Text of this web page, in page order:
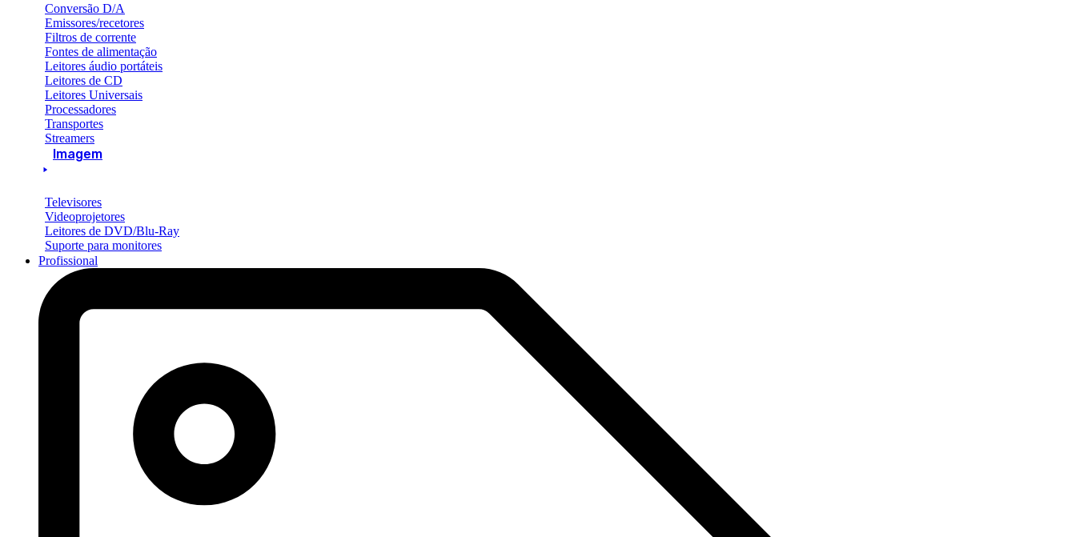
Conversão D/A
Emissores/recetores
Filtros de corrente
Fontes de alimentação
Leitores áudio portáteis
Leitores de CD
Leitores Universais
Processadores
Transportes
Streamers
Imagem
Televisores
Videoprojetores
Leitores de DVD/Blu-Ray
Suporte para monitores
Profissional